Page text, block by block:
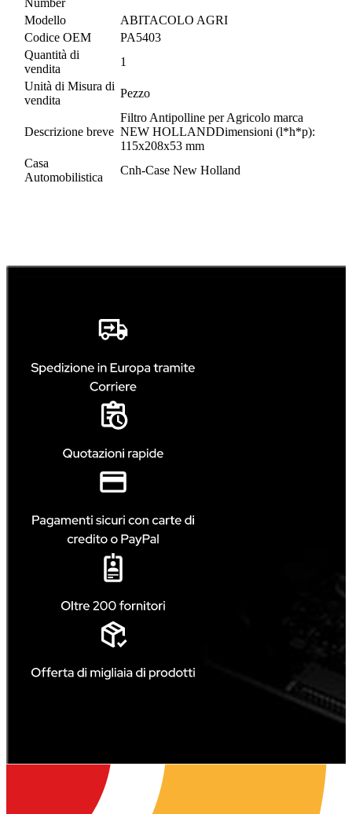
Number
Modello
ABITACOLO AGRI
Codice OEM
PA5403
Quantità di
vendita
1
Unità di Misura di
vendita
Pezzo
Descrizione breve
Filtro Antipolline per Agricolo marca
NEW HOLLANDDimensioni (l*h*p):
115x208x53 mm
Casa
Automobilistica
Cnh-Case New Holland